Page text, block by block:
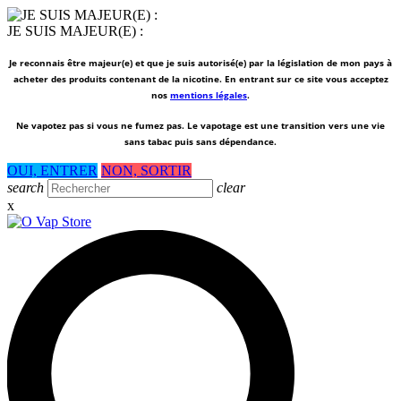
JE SUIS MAJEUR(E) :
Je reconnais être majeur(e) et que je suis autorisé(e) par la législation de mon pays à
acheter des produits contenant de la nicotine. En entrant sur ce site vous acceptez
nos mentions légales.
Ne vapotez pas si vous ne fumez pas. Le vapotage est une transition vers une vie
sans tabac puis sans dépendance.
OUI, ENTRER NON, SORTIR
search
clear
x